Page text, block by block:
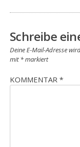
Schreibe
Deine E-Mail-Adresse
mit*markiert
KOMMENTAR *